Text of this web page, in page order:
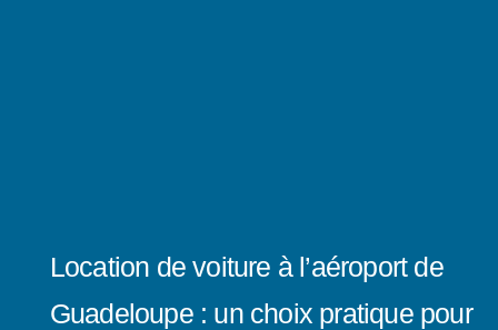
Location de voiture à l’aéroport de
Guadeloupe : un choix pratique pour